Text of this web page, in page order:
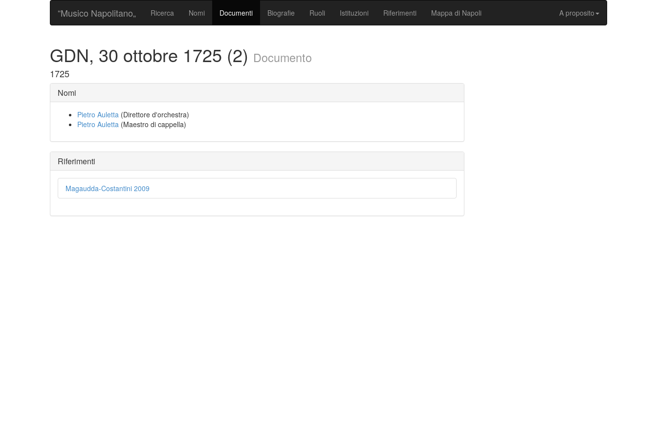
“Musico Napolitano„ Ricerca Nomi Documenti Biografie Ruoli Istituzioni Riferimenti Mappa di Napoli A proposito
GDN, 30 ottobre 1725 (2) Documento
1725
Nomi
Pietro Auletta (Direttore d'orchestra)
Pietro Auletta (Maestro di cappella)
Riferimenti
Magaudda-Costantini 2009